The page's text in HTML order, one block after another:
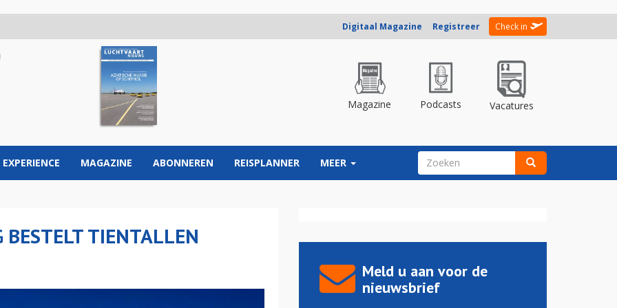
Digitaal Magazine Registreer Check in
Magazine Podcasts Vacatures
EXPERIENCE MAGAZINE ABONNEREN REISPLANNER MEER ZOEKVELD
BESTELT TIENTALLEN
Meld u aan voor de
nieuwsbrief